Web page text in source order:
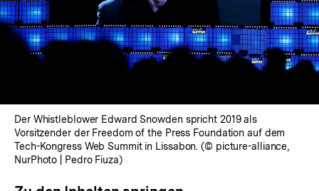
Der Whistleblower Edward Snowden spricht 2019 als
Vorsitzender der Freedom of the Press Foundation auf dem
Tech-Kongress Web Summit in Lissabon. (© picture-alliance,
NurPhoto | Pedro Fiuza)